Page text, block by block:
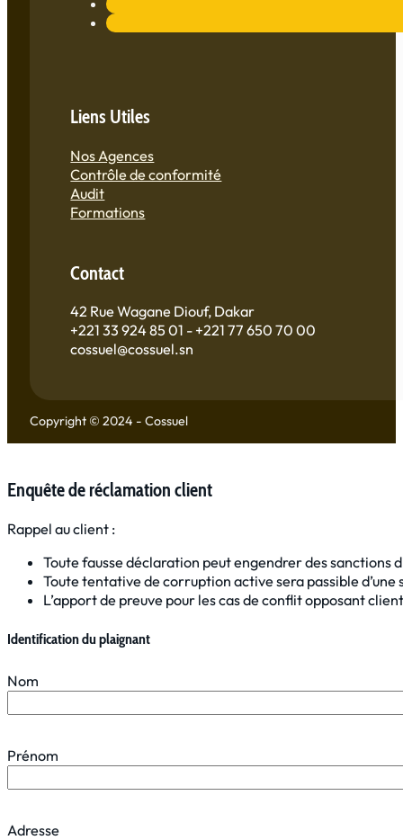
Liens Utiles
Nos Agences
Contrôle de conformité
Audit
Formations
Contact
42 Rue Wagane Diouf, Dakar
+221 33 924 85 01 - +221 77 650 70 00
cossuel@cossuel.sn
Copyright © 2024 - Cossuel
Enquête de réclamation client
Rappel au client :
Toute fausse déclaration peut engendrer des
Toute tentative de corruption active sera passible
L’apport de preuve pour les cas de conflit opposant
Identification du plaignant
Nom
Prénom
Adresse